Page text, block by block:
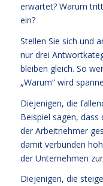
erwartet? Warum
ein?
Stellen Sie sich und
nur drei
bleiben gleich. So
„Warum“ wird
Diejenigen, die
Beispiel sagen,
der Arbeitnehmer
damit verbunden
der Unternehmen
Diejenigen, die